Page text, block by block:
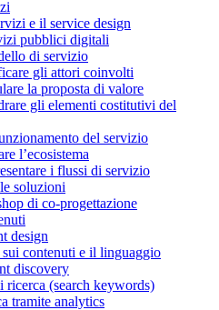
e il service design
pubblici digitali
di servizio
gli attori coinvolti
la proposta di valore
gli elementi costitutivi del
del servizio
l’ecosistema
i flussi di servizio
soluzioni
di co-progettazione
design
contenuti e il linguaggio
discovery
ricerca (search keywords)
tramite analytics